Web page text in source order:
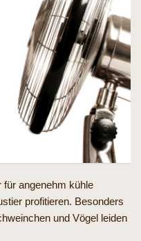
angenehm kühle
profitieren. Besonders
und Vögel leiden